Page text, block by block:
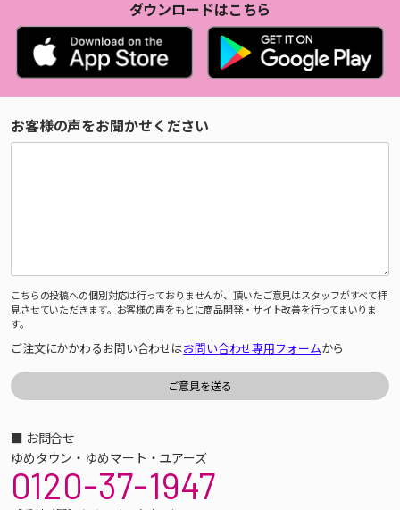
ダウンロードはこちら
お客様の声をお聞かせください
こちらの投稿への個別対応は行っておりませんが、頂いたご意見はスタッフがすべて拝
見させていただきます。お客様の声をもとに商品開発・サイト改善を行ってまいりま
す。
ご注文にかかわるお問い合わせはお問い合わせ専用フォームから
■ お問合せ
ゆめタウン・ゆめマート・ユアーズ
0120-37-1947